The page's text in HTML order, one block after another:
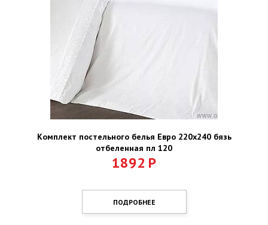
Комплект постельного белья Евро 220х240 бязь
отбеленная пл 120
1892 Р
ПОДРОБНЕЕ